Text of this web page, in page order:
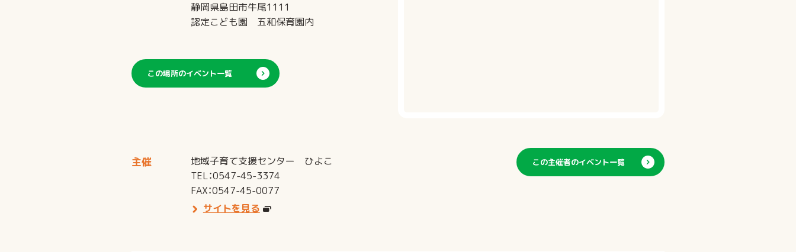
静岡県島田市牛尾1111
認定こども園 五和保育園内
この場所のイベント一覧
主催
地域子育て支援センター ひよこ
TEL：0547-45-3374
FAX：0547-45-0077
サイトを見る
この主催者のイベント一覧